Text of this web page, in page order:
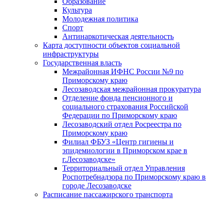
Культура
Молодежная политика
Спорт
Антинаркотическая деятельность
Карта доступности объектов социальной
инфраструктуры
Государственная власть
Межрайонная ИФНС России №9 по
Приморскому краю
Лесозаводская межрайонная прокуратура
Отделение фонда пенсионного и
социального страхования Российской
Федерации по Приморскому краю
Лесозаводский отдел Росреестра по
Приморскому краю
Филиал ФБУЗ «Центр гигиены и
эпидемиологии в Приморском крае в
г.Лесозаводске»
Территориальный отдел Управления
Роспотребнадзора по Приморскому краю в
городе Лесозаводске
Расписание пассажирского транспорта